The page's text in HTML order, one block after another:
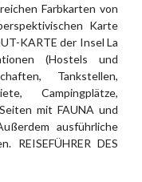
Farbkarten von
Karte
KARTE der Insel La
(Hostels und
Tankstellen,
Campingplätze,
mit FAUNA und
ausführliche
REISEFÜHRER DES